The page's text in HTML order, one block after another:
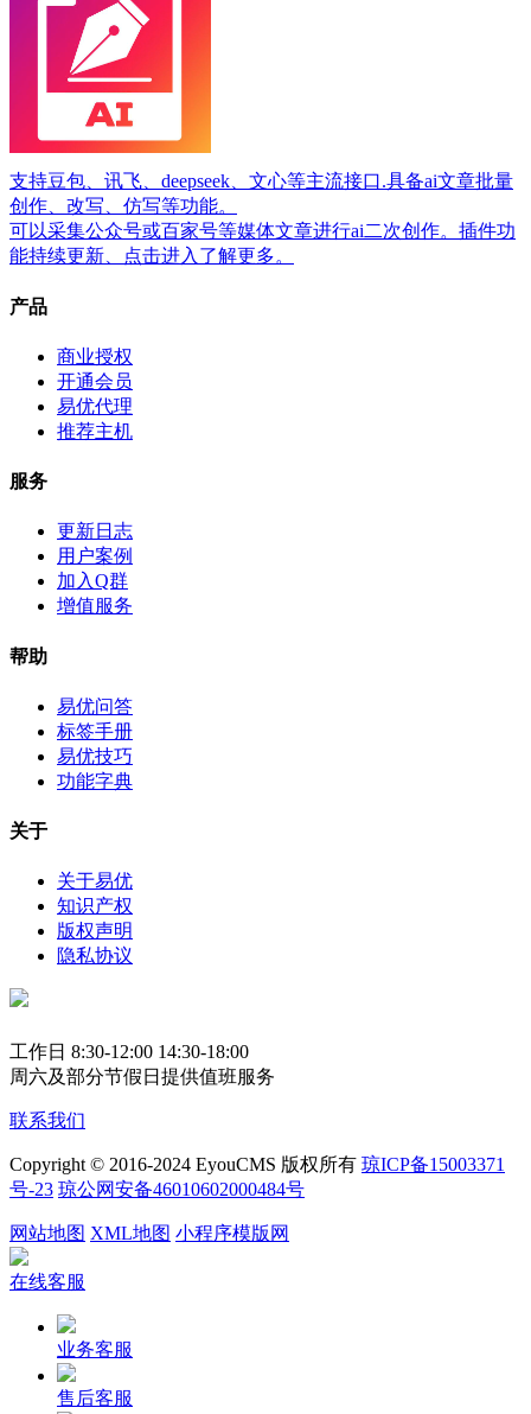
支持豆包、讯飞、deepseek、文心等主流接口.具备ai文章批量
创作、改写、仿写等功能。
可以采集公众号或百家号等媒体文章进行ai二次创作。插件功
能持续更新、点击进入了解更多。
产品
商业授权
开通会员
易优代理
推荐主机
服务
更新日志
用户案例
加入Q群
增值服务
帮助
易优问答
标签手册
易优技巧
功能字典
关于
关于易优
知识产权
版权声明
隐私协议
工作日 8:30-12:00 14:30-18:00
周六及部分节假日提供值班服务
联系我们
Copyright © 2016-2024 EyouCMS 版权所有 琼ICP备15003371
号-23 琼公网安备46010602000484号
网站地图 XML地图 小程序模版网
在线客服
业务客服
售后客服